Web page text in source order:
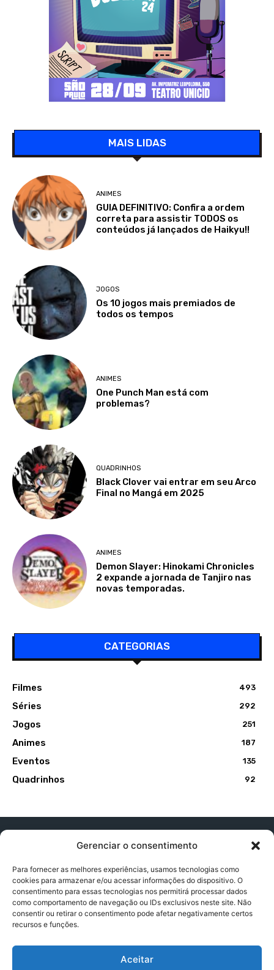
Gerenciar o consentimento
Para fornecer as melhores experiências, usamos tecnologias como
cookies para armazenar e/ou acessar informações do dispositivo. O
consentimento para essas tecnologias nos permitirá processar dados
como comportamento de navegação ou IDs exclusivos neste site. Não
consentir ou retirar o consentimento pode afetar negativamente certos
recursos e funções.
Aceitar
MAIS LIDAS
ANIMES
GUIA DEFINITIVO: Confira a ordem
correta para assistir TODOS os
conteúdos já lançados de Haikyu!!
JOGOS
Os 10 jogos mais premiados de
todos os tempos
ANIMES
One Punch Man está com
problemas?
QUADRINHOS
Black Clover vai entrar em seu Arco
Final no Mangá em 2025
ANIMES
Demon Slayer: Hinokami Chronicles
2 expande a jornada de Tanjiro nas
novas temporadas.
CATEGORIAS
Filmes 493
Séries 292
Jogos 251
Animes 187
Eventos 135
Quadrinhos 92
Contato:contatopapogeek@gmail.com
Política de Privacidade